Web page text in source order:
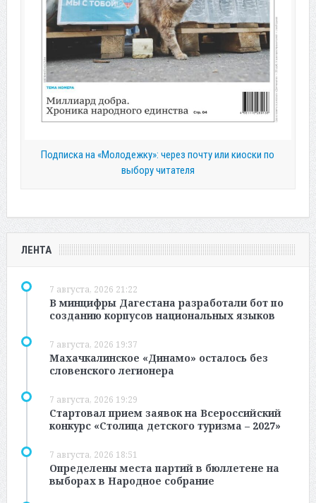
Подписка на «Молодежку»: через почту или киоски по
выбору читателя
ЛЕНТА
7 августа, 2026 21:22
В минцифры Дагестана разработали бот по
созданию корпусов национальных языков
7 августа, 2026 19:37
Махачкалинское «Динамо» осталось без
словенского легионера
7 августа, 2026 19:29
Стартовал прием заявок на Всероссийский
конкурс «Столица детского туризма – 2027»
7 августа, 2026 18:51
Определены места партий в бюллетене на
выборах в Народное собрание